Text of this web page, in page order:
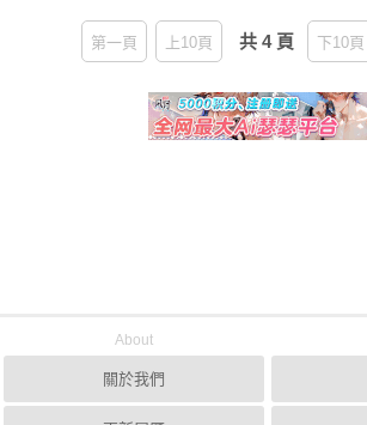
第一頁 上10頁 共 4 頁 下10頁
About
關於我們